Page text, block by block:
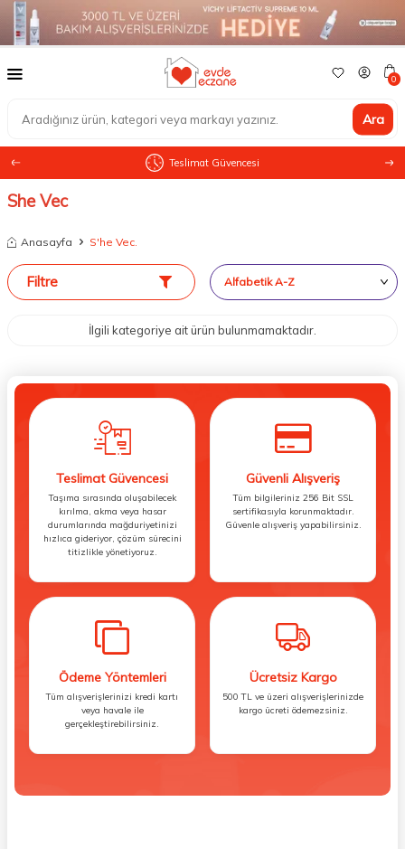
Ara
0
Teslimat Güvencesi
She Vec
Anasayfa S'he Vec.
Filtre
İlgili kategoriye ait ürün bulunmamaktadır.
Teslimat Güvencesi
Taşıma sırasında oluşabilecek
kırılma, akma veya hasar
durumlarında mağduriyetinizi
hızlıca gideriyor, çözüm sürecini
titizlikle yönetiyoruz.
Güvenli Alışveriş
Tüm bilgileriniz 256 Bit SSL
sertifikasıyla korunmaktadır.
Güvenle alışveriş yapabilirsiniz.
Ödeme Yöntemleri
Tüm alışverişlerinizi kredi kartı
veya havale ile
gerçekleştirebilirsiniz.
Ücretsiz Kargo
500 TL ve üzeri alışverişlerinizde
kargo ücreti ödemezsiniz.